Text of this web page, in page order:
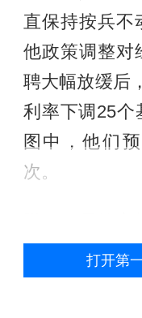
直保持按兵不
他政策调整对
聘大幅放缓后
利率下调25个
图中，他们
次。
胀压力，但
软迹象，市场
打开第